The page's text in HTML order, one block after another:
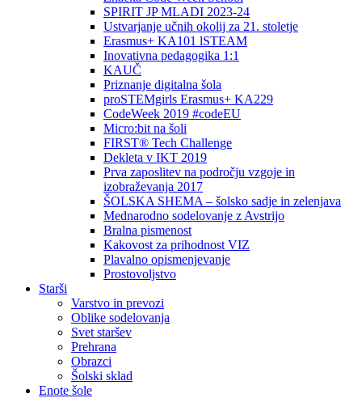
SPIRIT JP MLADI 2023-24
Ustvarjanje učnih okolij za 21. stoletje
Erasmus+ KA101 lSTEAM
Inovativna pedagogika 1:1
KAUČ
Priznanje digitalna šola
proSTEMgirls Erasmus+ KA229
CodeWeek 2019 #codeEU
Micro:bit na šoli
FIRST® Tech Challenge
Dekleta v IKT 2019
Prva zaposlitev na področju vzgoje in
izobraževanja 2017
ŠOLSKA SHEMA – šolsko sadje in zelenjava
Mednarodno sodelovanje z Avstrijo
Bralna pismenost
Kakovost za prihodnost VIZ
Plavalno opismenjevanje
Prostovoljstvo
Starši
Varstvo in prevozi
Oblike sodelovanja
Svet staršev
Prehrana
Obrazci
Šolski sklad
Enote šole